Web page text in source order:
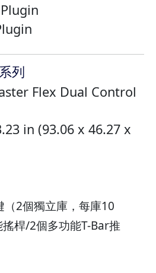
列
Flex Dual Control
in (93.06 x 46.27 x
2個獨立庫，每庫10
桿/2個多功能T-Bar推